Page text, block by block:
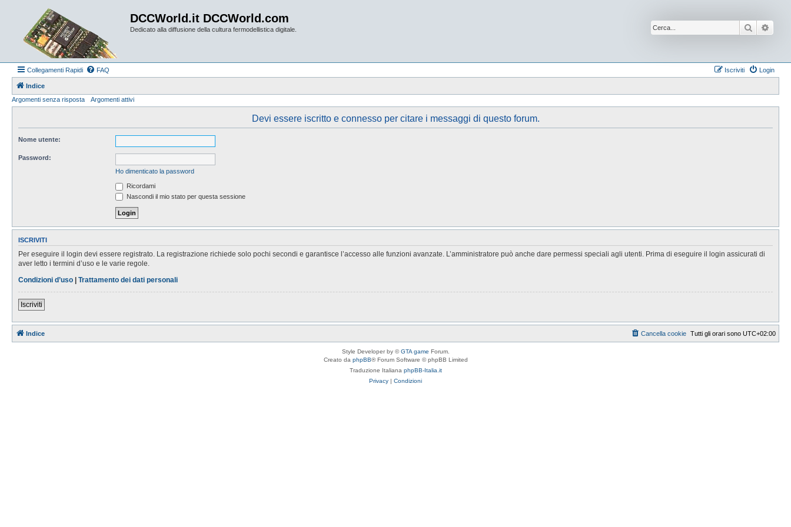
DCCWorld.it DCCWorld.com
Dedicato alla diffusione della cultura fermodellistica digitale. Cerca
Collegamenti Rapidi FAQ Login
Iscriviti
Indice
Argomenti senza risposta
Argomenti attivi
Devi essere iscritto e connesso per citare i messaggi di questo forum.
Nome utente:
Password:
Ho dimenticato la password
Ricordami
Nascondi il mio stato per questa sessione
ISCRIVITI
Per eseguire il login devi essere registrato. La registrazione richiede solo pochi secondi e garantisce l’accesso alle funzioni avanzate. L’amministratore può anche dare permessi speciali agli utenti. Prima di eseguire il login assicurati di
aver letto i termini d’uso e le varie regole.
Condizioni d’uso | Trattamento dei dati personali
Iscriviti
Indice Tutti gli orari sono UTC+02:00
Cancella cookie
Style Developer by ©GTA game Forum.
Creato da phpBB® Forum Software © phpBB Limited
Traduzione Italiana phpBB-Italia.it
Privacy | Condizioni